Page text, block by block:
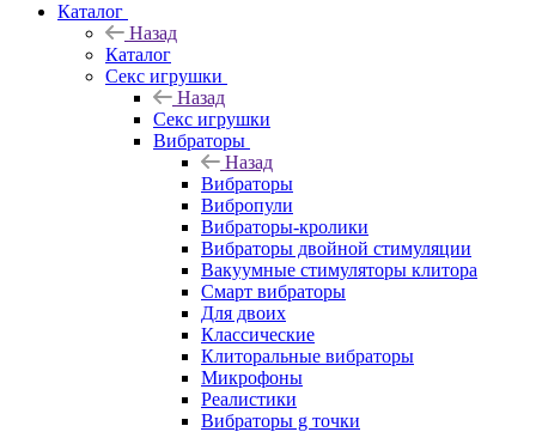
Каталог
Назад
Каталог
Секс игрушки
Назад
Секс игрушки
Вибраторы
Назад
Вибраторы
Вибропули
Вибраторы-кролики
Вибраторы двойной стимуляции
Вакуумные стимуляторы клитора
Смарт вибраторы
Для двоих
Классические
Клиторальные вибраторы
Микрофоны
Реалистики
Вибраторы g точки